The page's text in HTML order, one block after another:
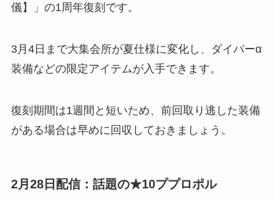
儀】」の1周年復刻です。
3月4日まで大集会所が夏仕様に変化し、ダイバーα
装備などの限定アイテムが入手できます。
復刻期間は1週間と短いため、前回取り逃した装備
がある場合は早めに回収しておきましょう。
2月28日配信：話題の★10ププロポル